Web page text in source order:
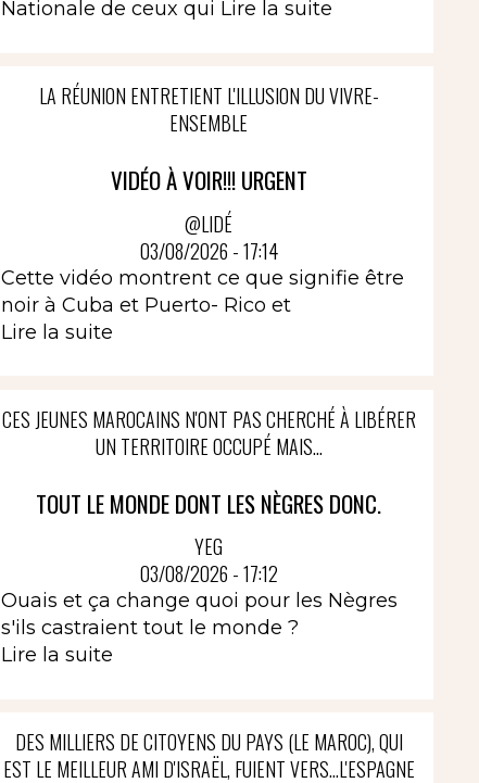
Nationale de ceux qui Lire la suite
LA RÉUNION ENTRETIENT L'ILLUSION DU VIVRE-
ENSEMBLE
VIDÉO À VOIR!!! URGENT
@LIDÉ
03/08/2026 - 17:14
Cette vidéo montrent ce que signifie être
noir à Cuba et Puerto- Rico et
Lire la suite
CES JEUNES MAROCAINS N'ONT PAS CHERCHÉ À LIBÉRER
UN TERRITOIRE OCCUPÉ MAIS...
TOUT LE MONDE DONT LES NÈGRES DONC.
YEG
03/08/2026 - 17:12
Ouais et ça change quoi pour les Nègres
s'ils castraient tout le monde ?
Lire la suite
DES MILLIERS DE CITOYENS DU PAYS (LE MAROC), QUI
EST LE MEILLEUR AMI D'ISRAËL, FUIENT VERS...L'ESPAGNE